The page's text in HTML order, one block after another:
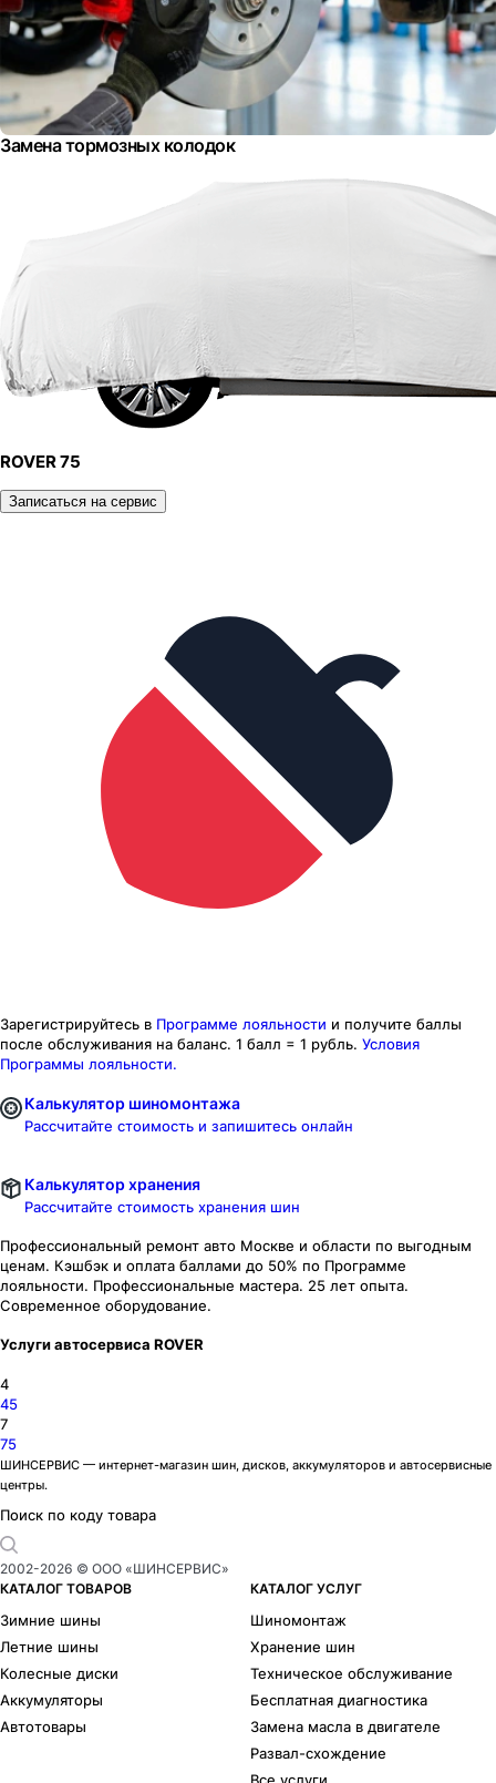
Замена тормозных колодок
ROVER 75
Записаться на сервис
Зарегистрируйтесь в Программе лояльности и получите баллы
после обслуживания на баланс. 1 балл = 1 рубль. Условия
Программы лояльности.
Калькулятор шиномонтажа
Рассчитайте стоимость и запишитесь онлайн
Калькулятор хранения
Рассчитайте стоимость хранения шин
Профессиональный ремонт авто Москве и области по выгодным
ценам. Кэшбэк и оплата баллами до 50% по Программе
лояльности. Профессиональные мастера. 25 лет опыта.
Современное оборудование.
Услуги автосервиса ROVER
4
45
7
75
ШИНСЕРВИС — интернет-магазин шин, дисков, аккумуляторов и автосервисные
центры.
Поиск по коду товара
2002-2026 © ООО «ШИНСЕРВИС»
КАТАЛОГ ТОВАРОВ
Зимние шины
Летние шины
Колесные диски
Аккумуляторы
Автотовары
КАТАЛОГ УСЛУГ
Шиномонтаж
Хранение шин
Техническое обслуживание
Бесплатная диагностика
Замена масла в двигателе
Развал-схождение
Все услуги